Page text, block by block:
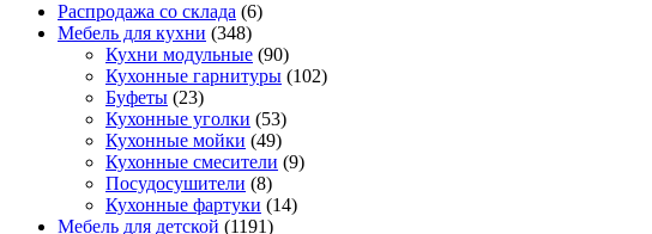
Распродажа со склада (6)
Мебель для кухни (348)
Кухни модульные (90)
Кухонные гарнитуры (102)
Буфеты (23)
Кухонные уголки (53)
Кухонные мойки (49)
Кухонные смесители (9)
Посудосушители (8)
Кухонные фартуки (14)
Мебель для детской (1191)